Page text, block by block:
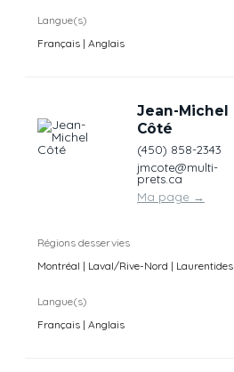
Langue(s)
Français | Anglais
Jean-Michel
Côté
(450) 858-2343
jmcote@multi-
prets.ca
Ma page →
Régions desservies
Montréal | Laval/Rive-Nord | Laurentides
Langue(s)
Français | Anglais